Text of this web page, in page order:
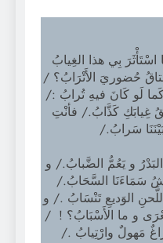
بِي هذا الغِيابُ
حُضوريَ الأَتْرَابُ؟ /
لَو كَانَ فيهِ تُرابُ :/
غِيابَكِ كَذَّابُ./ فأنْتِ
سَرابُ./
و يَعُمُّ الضَّبابُ./ و
سَمَاءَنَا السَّحَابُ./
الوَديعِ تَنْسَابُ ./ و
و ما الأَسْبَابُ؟ ! /
مَهولٌ وارْتِيابُ ./